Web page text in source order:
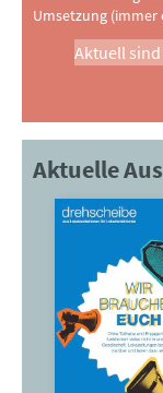
Umsetzung (immer
Aktuell
Aktuelle